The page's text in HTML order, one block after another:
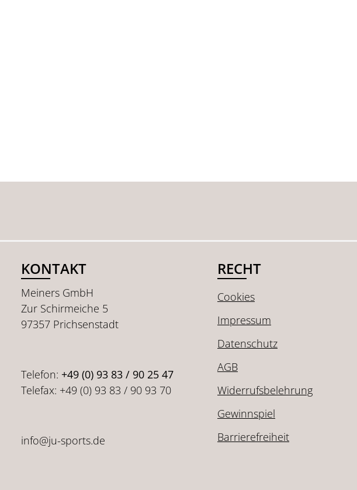
KONTAKT
Meiners GmbH
Zur Schirmeiche 5
97357 Prichsenstadt
Telefon: +49 (0) 93 83 / 90 25 47
Telefax: +49 (0) 93 83 / 90 93 70
info@ju-sports.de
RECHT
Cookies
Impressum
Datenschutz
AGB
Widerrufsbelehrung
Gewinnspiel
Barrierefreiheit